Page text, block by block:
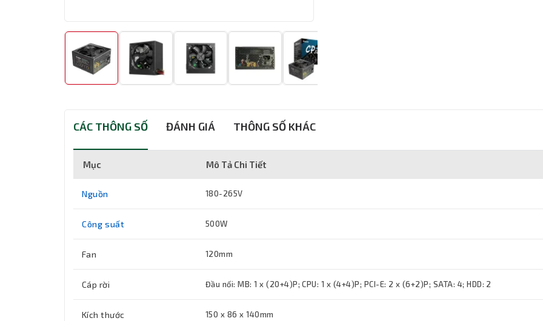
CÁC THÔNG SỐ ĐÁNH GIÁ THÔNG SỐ KHÁC
Mục Mô Tả Chi Tiết
Nguồn 180-265V
Công suất 500W
Fan 120mm
Cáp rời Đầu nối: MB: 1 x (20+4)P; CPU: 1 x (4+4)P; PCI-E: 2 x (6+2)P; SATA: 4; HDD: 2
Kích thước 150 x 86 x 140mm